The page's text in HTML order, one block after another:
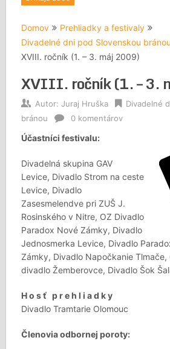
Domov
Prehliadky a festivaly
Divadelné dni pod Slovenskou bránou
XVIII. ročník (1. – 3. máj 2009)
XVIII. ročník (1. – 3.
Autor: Juraj Hruška
Divadelné
bránou
0 komentárov
Účastníci festivalu:
Divadelná skupina GAV
Levice, Divadlo Strom na ceste
Levice, Divadlo
Zasesmelendve pri ZUŠ J.
Rosinského v Nitre, OZ Divadlo
Paradox Nové Zámky, Divadlo
Jednosmerka Levice, Divadlo
Zámky, Divadlo Napočkanie Tlmače,
divadlo Žemberovce, Divadlo Šok
H o s ť p r e h l i a d k y
Divadlo Tramtarie Olomouc
Členovia odbornej poroty: